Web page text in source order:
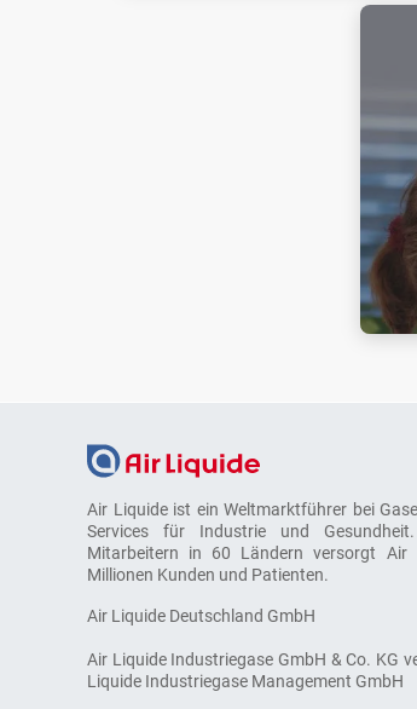
Sie
Air Liquide ist ein Weltmarktführer bei
Services für Industrie und
Mitarbeitern in 60 Ländern versorgt
Millionen Kunden und Patienten.
Air Liquide Deutschland GmbH
Air Liquide Industriegase GmbH & Co. KG
Liquide Industriegase Management GmbH